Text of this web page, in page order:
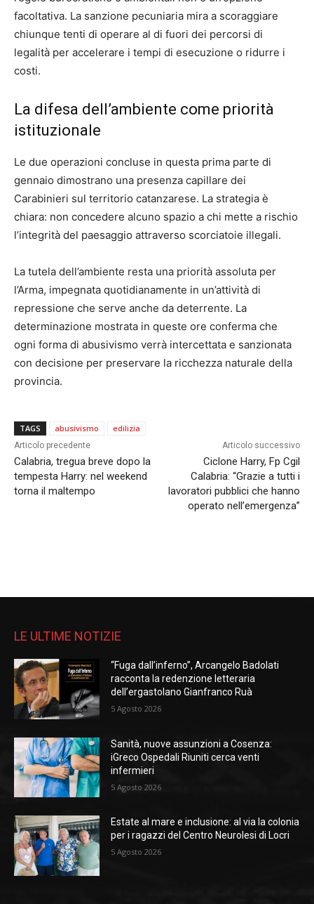
facoltativa. La sanzione pecuniaria mira a scoraggiare
chiunque tenti di operare al di fuori dei percorsi di
legalità per accelerare i tempi di esecuzione o ridurre i
costi.
La difesa dell’ambiente come priorità
istituzionale
Le due operazioni concluse in questa prima parte di
gennaio dimostrano una presenza capillare dei
Carabinieri sul territorio catanzarese. La strategia è
chiara: non concedere alcuno spazio a chi mette a rischio
l’integrità del paesaggio attraverso scorciatoie illegali.
La tutela dell’ambiente resta una priorità assoluta per
l’Arma, impegnata quotidianamente in un’attività di
repressione che serve anche da deterrente. La
determinazione mostrata in queste ore conferma che
ogni forma di abusivismo verrà intercettata e sanzionata
con decisione per preservare la ricchezza naturale della
provincia.
TAGS abusivismo edilizia
Articolo precedente
Calabria, tregua breve dopo la
tempesta Harry: nel weekend
torna il maltempo
Articolo successivo
Ciclone Harry, Fp Cgil
Calabria: “Grazie a tutti i
lavoratori pubblici che hanno
operato nell’emergenza”
LE ULTIME NOTIZIE
“Fuga dall’inferno”, Arcangelo Badolati
racconta la redenzione letteraria
dell’ergastolano Gianfranco Ruà
5 Agosto 2026
Sanità, nuove assunzioni a Cosenza:
iGreco Ospedali Riuniti cerca venti
infermieri
5 Agosto 2026
Estate al mare e inclusione: al via la colonia
per i ragazzi del Centro Neurolesi di Locri
5 Agosto 2026